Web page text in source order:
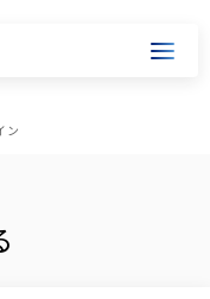
ン